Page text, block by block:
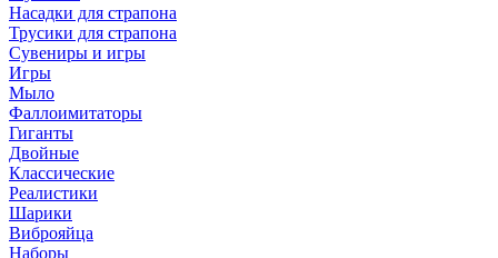
Насадки для страпона
Трусики для страпона
Сувениры и игры
Игры
Мыло
Фаллоимитаторы
Гиганты
Двойные
Классические
Реалистики
Шарики
Виброяйца
Наборы